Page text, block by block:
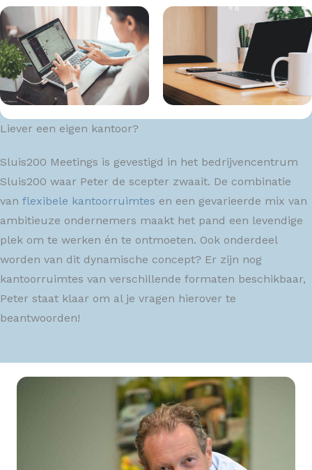
Liever een eigen kantoor?
Sluis200 Meetings is gevestigd in het bedrijvencentrum
Sluis200 waar Peter de scepter zwaait. De combinatie
van flexibele kantoorruimtes en een gevarieerde mix van
ambitieuze ondernemers maakt het pand een levendige
plek om te werken én te ontmoeten. Ook onderdeel
worden van dit dynamische concept? Er zijn nog
kantoorruimtes van verschillende formaten beschikbaar,
Peter staat klaar om al je vragen hierover te
beantwoorden!